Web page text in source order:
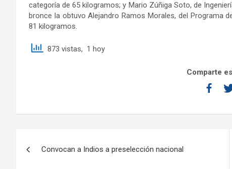
categoría de 65 kilogramos; y Mario Zúñiga Soto, de
bronce la obtuvo Alejandro Ramos Morales, del Programa
81 kilogramos.
873 vistas, 1 hoy
Comparte
Convocan a Indios a preselección nacional